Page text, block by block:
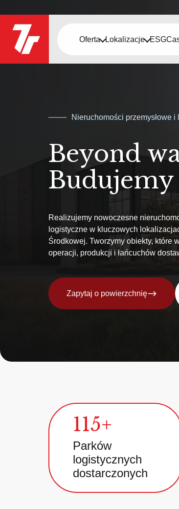
Oferta Lokalizacje ESG
Nieruchomości przemysłowe i
Beyond
Realizujemy nowoczesne
logistyczne w kluczowych
Środkowej. Tworzymy obiekty, które
operacji, produkcji i łańcuchów
Zapytaj o powierzchnię
115+
Parków
logistycznych
dostarczonych